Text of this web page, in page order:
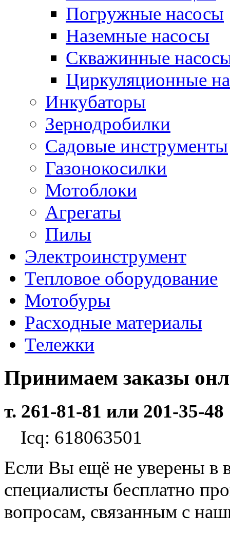
Погружные насосы
Наземные насосы
Скважинные
Циркуляционные
Инкубаторы
Зернодробилки
Садовые инструменты
Газонокосилки
Мотоблоки
Агрегаты
Пилы
Электроинструмент
Тепловое оборудование
Мотобуры
Расходные материалы
Тележки
Принимаем заказы
т. 261-81-81 или 201-35-48
Icq: 618063501
Если Вы ещё не уверены в
специалисты бесплатно
вопросам, связанным с